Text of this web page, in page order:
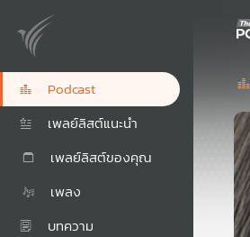
Podcast
เพลย์ลิสต์แนะนำ
เพลย์ลิสต์ของคุณ
เพลง
บทความ